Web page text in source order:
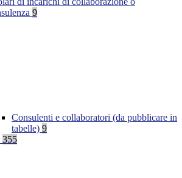
9
Consulenti e collaboratori (da pubblicare in
tabelle) 9
355